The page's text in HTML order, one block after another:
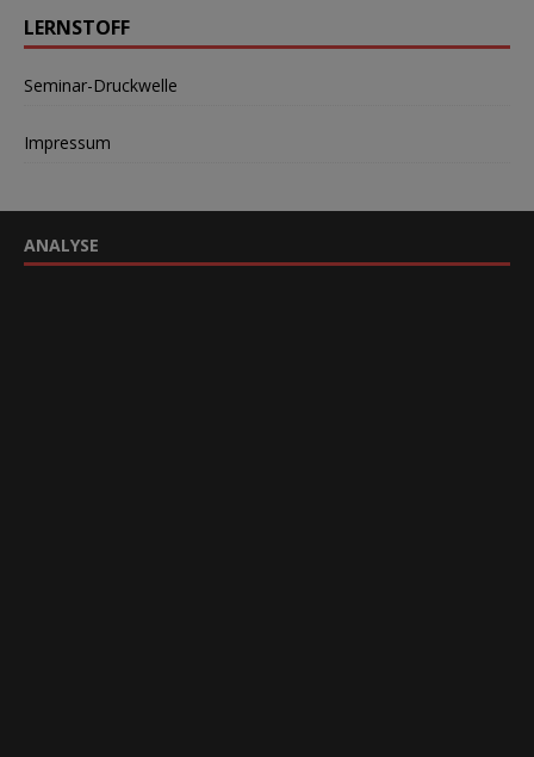
LERNSTOFF
Seminar-Druckwelle
Impressum
ANALYSE